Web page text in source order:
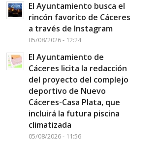
El Ayuntamiento busca el
rincón favorito de Cáceres
a través de Instagram
05/08/2026 - 12:24
El Ayuntamiento de
Cáceres licita la redacción
del proyecto del complejo
deportivo de Nuevo
Cáceres-Casa Plata, que
incluirá la futura piscina
climatizada
05/08/2026 - 11:56